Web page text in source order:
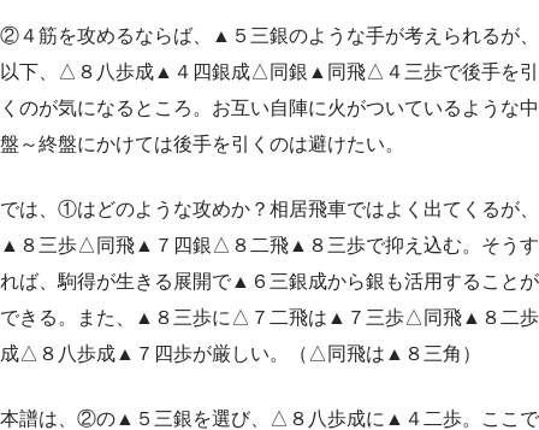
②４筋を攻めるならば、▲５三銀のような手が考えられるが、
以下、△８八歩成▲４四銀成△同銀▲同飛△４三歩で後手を引
くのが気になるところ。お互い自陣に火がついているような中
盤～終盤にかけては後手を引くのは避けたい。
では、①はどのような攻めか？相居飛車ではよく出てくるが、
▲８三歩△同飛▲７四銀△８二飛▲８三歩で抑え込む。そうす
れば、駒得が生きる展開で▲６三銀成から銀も活用することが
できる。また、▲８三歩に△７二飛は▲７三歩△同飛▲８二歩
成△８八歩成▲７四歩が厳しい。（△同飛は▲８三角）
本譜は、②の▲５三銀を選び、△８八歩成に▲４二歩。ここで